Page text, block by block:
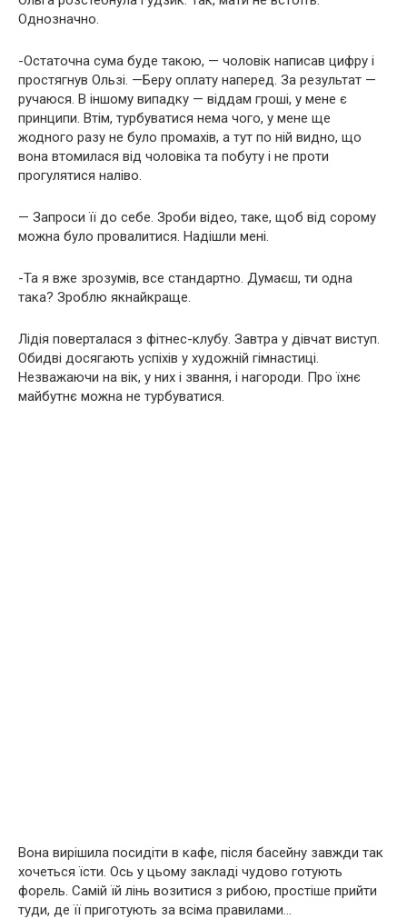
Однозначно.
-Остаточна сума буде такою, — чоловік написав цифру і
простягнув Ользі. —Беру оплату наперед. За результат —
ручаюся. В іншому випадку — віддам гроші, у мене є
принципи. Втім, турбуватися нема чого, у мене ще
жодного разу не було промахів, а тут по ній видно, що
вона втомилася від чоловіка та побуту і не проти
прогулятися наліво.
— Запроси її до себе. Зроби відео, таке, щоб від сорому
можна було провалитися. Надішли мені.
-Та я вже зрозумів, все стандартно. Думаєш, ти одна
така? Зроблю якнайкраще.
Лідія поверталася з фітнес-клубу. Завтра у дівчат виступ.
Обидві досягають успіхів у художній гімнастиці.
Незважаючи на вік, у них і звання, і нагороди. Про їхнє
майбутнє можна не турбуватися.
Вона вирішила посидіти в кафе, після басейну завжди так
хочеться їсти. Ось у цьому закладі чудово готують
форель. Самій їй лінь возитися з рибою, простіше прийти
туди, де її приготують за всіма правилами…